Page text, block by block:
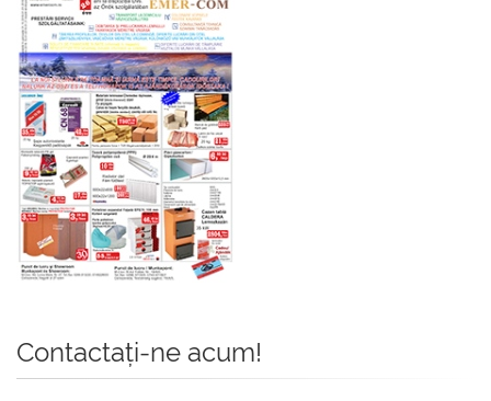
Contactați-ne acum!